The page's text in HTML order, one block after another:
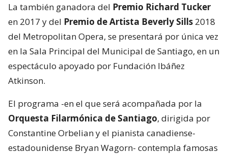
La también ganadora del Premio Richard Tucker
en 2017 y del Premio de Artista Beverly Sills 2018
del Metropolitan Opera, se presentará por única vez
en la Sala Principal del Municipal de Santiago, en un
espectáculo apoyado por Fundación Ibáñez
Atkinson.
El programa -en el que será acompañada por la
Orquesta Filarmónica de Santiago, dirigida por
Constantine Orbelian y el pianista canadiense-
estadounidense Bryan Wagorn- contempla famosas